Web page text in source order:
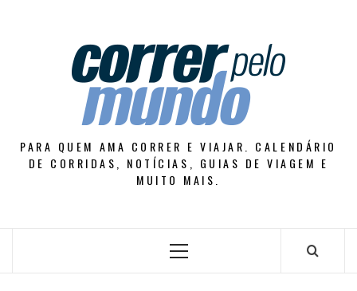
PARA QUEM AMA CORRER E VIAJAR. CALENDÁRIO
DE CORRIDAS, NOTÍCIAS, GUIAS DE VIAGEM E
MUITO MAIS.
Primary